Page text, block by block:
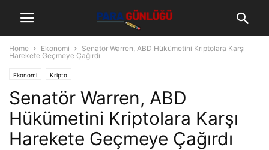
Home Ekonomi
Senatör Warren, ABD Hükümetini Kriptolara Karşı
Harekete Geçmeye Çağırdı
Ekonomi Kripto
Senatör Warren, ABD
Hükümetini Kriptolara Karşı
Harekete Geçmeye Çağırdı